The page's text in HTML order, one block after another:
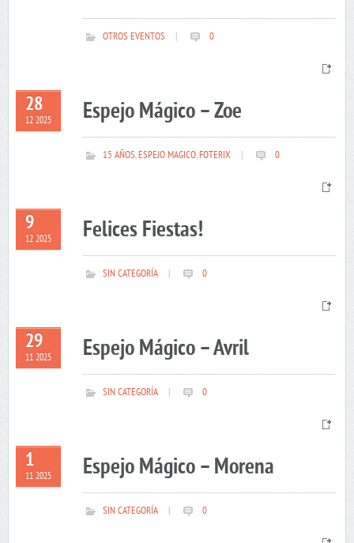
OTROS EVENTOS 0
28
12 2025 Espejo Mágico – Zoe
15 AÑOS,ESPEJO MAGICO,FOTERIX 0
9
12 2025 Felices Fiestas!
SIN CATEGORÍA 0
29
11 2025 Espejo Mágico – Avril
SIN CATEGORÍA 0
1
11 2025 Espejo Mágico – Morena
SIN CATEGORÍA 0